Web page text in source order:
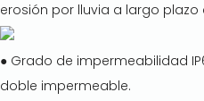
erosión por lluvia a largo
● Grado de impermeabilidad
doble impermeable.